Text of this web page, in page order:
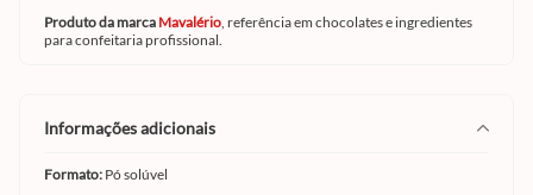
Produto da marca Mavalério, referência em chocolates e ingredientes
para confeitaria profissional.
informações adicionais
Formato: Pó solúvel